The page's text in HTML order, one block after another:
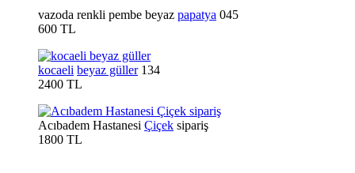
vazoda renkli pembe beyaz papatya 045
600 TL
kocaeli beyaz güller134
2400 TL
Acıbadem Hastanesi Çiçek sipariş
1800 TL